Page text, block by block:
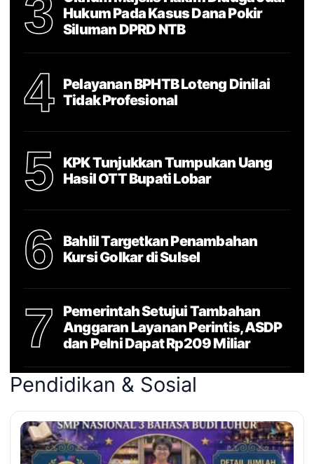
3
Hukum Pada Kasus Dana Pokir
Siluman DPRD NTB
4
Pelayanan BPHTB Loteng Dinilai
Tidak Profesional
5
KPK Tunjukkan Tumpukan Uang
Hasil OTT Bupati Lobar
6
Bahlil Targetkan Penambahan
Kursi Golkar di Sulsel
7
Pemerintah Setujui Tambahan
Anggaran Layanan Perintis, ASDP
dan Pelni Dapat Rp209 Miliar
Pendidikan & Sosial